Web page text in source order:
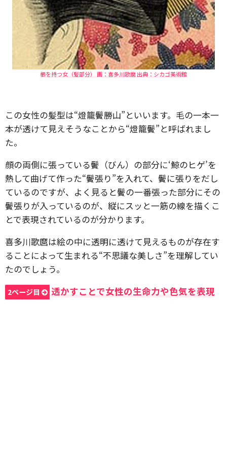
櫛を持つ女（髪部分） 画：喜多川歌麿 出典：シカゴ美術館
この女性の髪型は“燈籠鬢勝山”といいます。毛の一本一
本が透けて見えそうなことから“燈籠鬢”と呼ばれまし
た。
顔の両側に張っている鬢（びん）の部分に‘鯨のヒゲ’を
熱して曲げて作った“鬢張り”を入れて、鬢に張りをだし
ているのですが、よく見ると鬢の一番張った部分にその
鬢張りが入っているのが、縦にスッと一筋の線を描くこ
とで表現されているのが分かります。
喜多川歌麿は絵の中に透明に透けて見えるものが存在す
ることによって生まれる“不思議な美しさ”を理解してい
たのでしょう。
2ページ目 透かすことで女性の生命力や色気を表現